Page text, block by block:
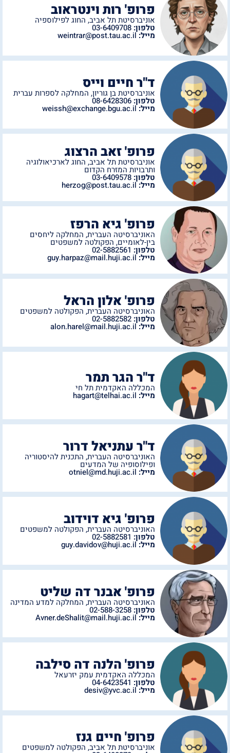
פרופ' רות וינטראוב
אוניברסיטת תל אביב, החוג לפילוספיה
טלפון: 03-6409708
מייל:weintrar@post.tau.ac.il
ד"ר חיים וייס
אוניברסיטת בן גוריון, המחלקה לספרות עברית
טלפון: 08-6428306
מייל:weissh@exchange.bgu.ac.il
פרופ' זאב הרצוג
אוניברסיטת תל אביב, החוג לארכיאולוגיה
ותרבויות המזרח הקדום
טלפון: 03-6409578
מייל:herzog@post.tau.ac.il
פרופ' גיא הרפז
האוניברסיטה העברית, המחלקה ליחסים
בין-לאומיים, הפקולטה למשפטים
טלפון:
מייל:guy.harpaz@mail.huji.ac.il
פרופ' אלון הראל
האוניברסיטה העברית, הפקולטה למשפטים
טלפון: 02-5882582
מייל:alon.harel@mail.huji.ac.il
ד"ר הגר תמר
המכללה האקדמית תל חי
מייל: hagart@telhai.ac.il
ד"ר עתניאל דרור
האוניברסיטה העברית, התכנית להיסטוריה
ופילוסופיה של המדעים
מייל: otniel@md.huji.ac.il
פרופ' גיא דוידוב
האוניברסיטה העברית, הפקולטה למשפטים
טלפון:
מייל:guy.davidov@huji.ac.il
פרופ' אבנר דה שליט
האוניברסיטה העברית, המחלקה למדע המדינה
טלפון: 02-588-3258
מייל:Avner.deShalit@mail.huji.ac.il
פרופ' הלנה דה סילבה
המכללה האקדמית עמק יזרעאל
טלפון:
מייל:desiv@yvc.ac.il
פרופ' חיים גנז
אוניברסיטת תל אביב, הפקולטה למשפטים